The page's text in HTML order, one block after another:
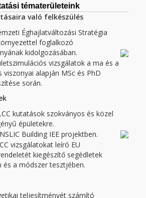
tématerületeink
való felkészülés
Éghajlatváltozási Stratégia
foglalkozó
kidolgozásában.
vizsgálatok a ma és a
viszonyai alapján MSc és PhD
során.
kutatások szokványos és közel
épületekre.
Building IEE projektben.
vizsgálatokat leíró EU
kiegészítő segédletek
és a módszer tesztjében.
teljesítményét számító